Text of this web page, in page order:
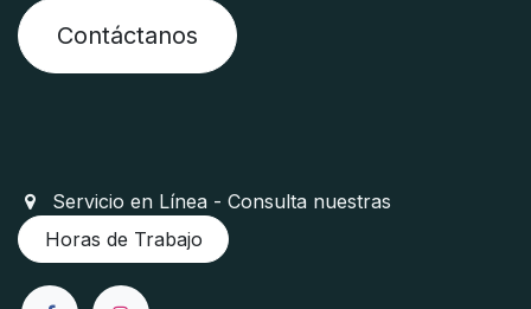
Contáctanos
Servicio en Línea - Consulta nuestras
Horas de Trabajo